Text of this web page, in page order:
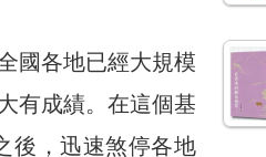
國各地已經大規模
有成績。在這個基
後，迅速煞停各地